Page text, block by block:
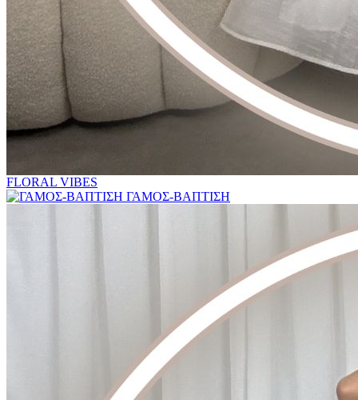
FLORAL VIBES
ΓΑΜΟΣ-ΒΑΠΤΙΣΗ